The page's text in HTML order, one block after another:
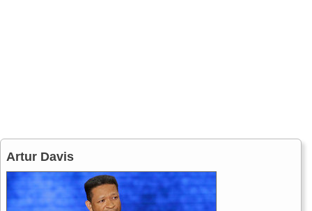
Artur Davis